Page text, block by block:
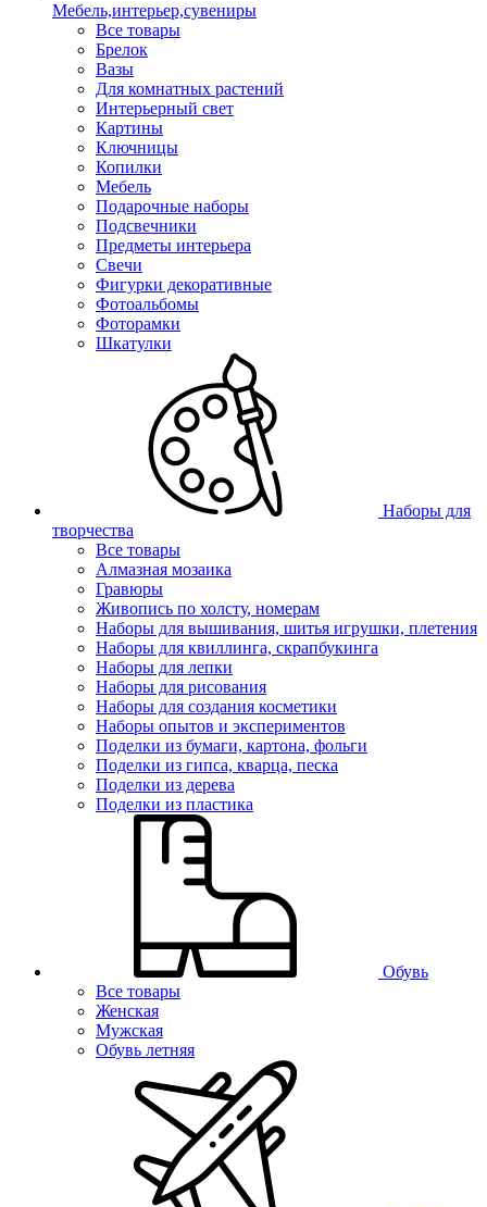
Мебель,интерьер,сувениры
Все товары
Брелок
Вазы
Для комнатных растений
Интерьерный свет
Картины
Ключницы
Копилки
Мебель
Подарочные наборы
Подсвечники
Предметы интерьера
Свечи
Фигурки декоративные
Фотоальбомы
Фоторамки
Шкатулки
Наборы для
творчества
Все товары
Алмазная мозаика
Гравюры
Живопись по холсту, номерам
Наборы для вышивания, шитья игрушки, плетения
Наборы для квиллинга, скрапбукинга
Наборы для лепки
Наборы для рисования
Наборы для создания косметики
Наборы опытов и экспериментов
Поделки из бумаги, картона, фольги
Поделки из гипса, кварца, песка
Поделки из дерева
Поделки из пластика
Обувь
Все товары
Женская
Мужская
Обувь летняя